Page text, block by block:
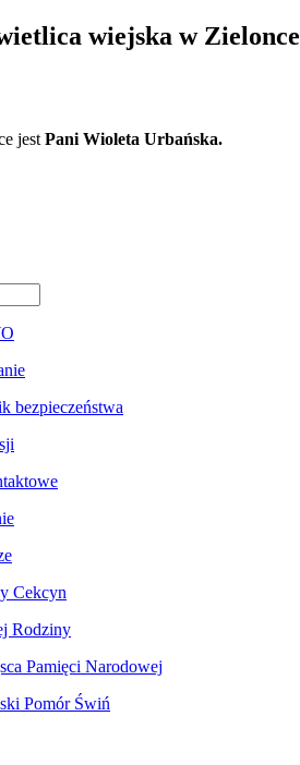
wiejska w Zielonce
jest Pani Wioleta Urbańska.
bezpieczeństwa
Cekcyn
Rodziny
Pamięci Narodowej
Pomór Świń